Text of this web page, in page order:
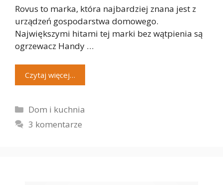
Rovus to marka, która najbardziej znana jest z
urządzeń gospodarstwa domowego.
Największymi hitami tej marki bez wątpienia są
ogrzewacz Handy …
Czytaj więcej…
Kategorie
Dom i kuchnia
3 komentarze